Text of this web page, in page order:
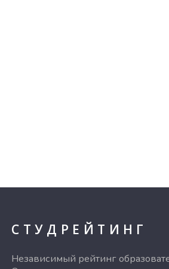
СТУДРЕЙТИНГ
Независимый рейтинг